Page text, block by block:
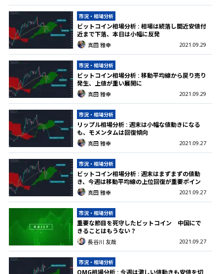
市況・相場分析
ビットコイン相場分析 : 相場は続落し間近安値付
近まで下落、本日は小幅に反発
真田 雅幸 2021.09.29
市況・相場分析
ビットコイン相場分析 : 移動平均線から戻り売り
発生、上値が重い展開に
真田 雅幸 2021.09.29
市況・相場分析
リップル相場分析 : 週末は小幅な値動きになる
も、モメンタムは回復傾向
真田 雅幸 2021.09.27
市況・相場分析
ビットコイン相場分析 : 週末はまずまずの値動
き、今週は移動平均線の上位回復が重要ポイン
ト
真田 雅幸 2021.09.27
市況・相場分析
重要な節目を死守したビットコイン 中国にで
きることはもうない？
長谷川 友哉 2021.09.27
市況・相場分析
OMG相場分析 : 今週は激しい値動きも安値を切